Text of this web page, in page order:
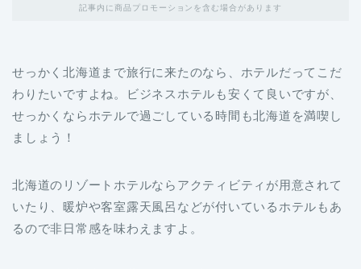
記事内に商品プロモーションを含む場合があります
せっかく北海道まで旅行に来たのなら、ホテルだってこだ
わりたいですよね。ビジネスホテルも安くて良いですが、
せっかくならホテルで過ごしている時間も北海道を満喫し
ましょう！
北海道のリゾートホテルならアクティビティが用意されて
いたり、暖炉や客室露天風呂などが付いているホテルもあ
るので非日常感を味わえますよ。